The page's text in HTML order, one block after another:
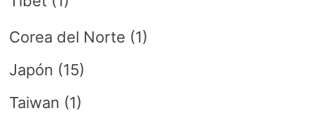
Corea del Norte (1)
Japón (15)
Taiwan (1)